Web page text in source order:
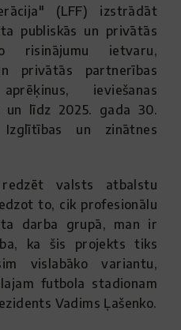
(LFF) izstrādāt
publiskās un privātās
risinājumu ietvaru,
privātās partnerības
ieviešanas
un līdz 2025. gada 30.
un zinātnes
valsts atbalstu
to, cik profesionālu
darba grupā, man ir
ka šis projekts tiks
vislabāko variantu,
futbola stadionam
Vadims Ļašenko.